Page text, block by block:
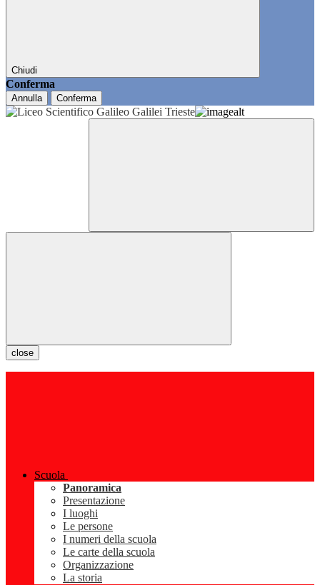
Chiudi
Conferma
Annulla Conferma
close
Scuola
Panoramica
Presentazione
I luoghi
Le persone
I numeri della scuola
Le carte della scuola
Organizzazione
La storia